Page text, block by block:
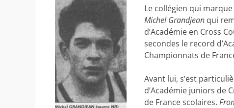
Le collégien qui
Michel Grandjeanqui
d’Académie en Cross
secondes le record
Championnats de
Avant lui, s’est
d’Académie juniors de
de France scolaires.